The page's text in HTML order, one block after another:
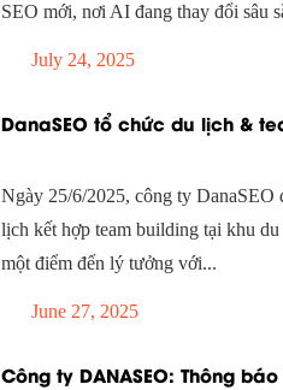
SEO mới, nơi AI đang thay đổi sâu
July 24, 2025
DanaSEO tổ chức du lịch &
Ngày 25/6/2025, công ty DanaSEO
lịch kết hợp team building tại khu
một điểm đến lý tưởng với...
June 27, 2025
Công ty DANASEO: Thông